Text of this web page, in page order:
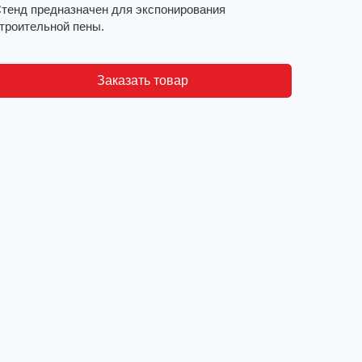
предназначен для экспонирования
пены.
Заказать товар